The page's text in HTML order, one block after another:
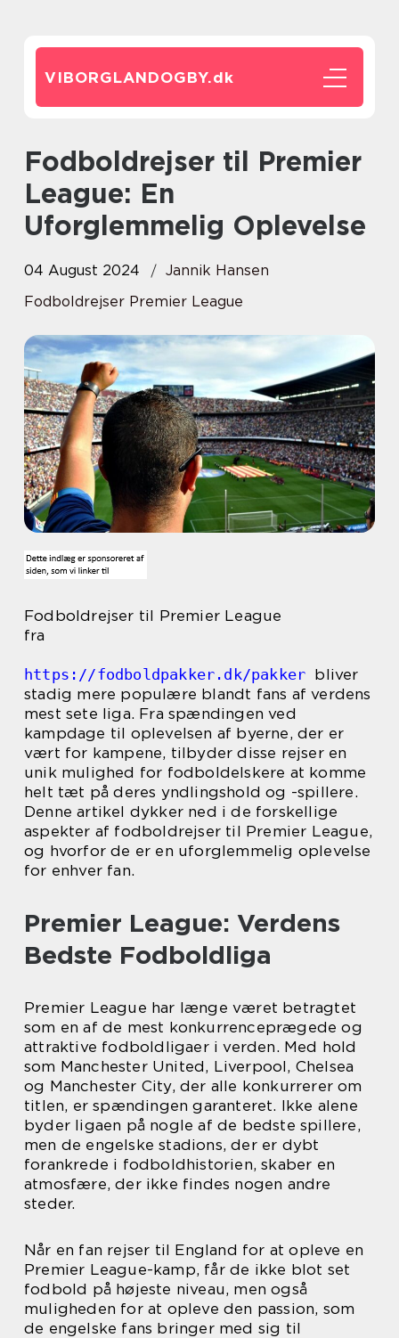
VIBORGLANDOGBY.dk
Fodboldrejser til Premier
League: En
Uforglemmelig Oplevelse
04 August 2024
Jannik Hansen
Fodboldrejser Premier League
Fodboldrejser til Premier League
fra
https://fodboldpakker.dk/pakker bliver
stadig mere populære blandt fans af verdens
mest sete liga. Fra spændingen ved
kampdage til oplevelsen af byerne, der er
vært for kampene, tilbyder disse rejser en
unik mulighed for fodboldelskere at komme
helt tæt på deres yndlingshold og -spillere.
Denne artikel dykker ned i de forskellige
aspekter af fodboldrejser til Premier League,
og hvorfor de er en uforglemmelig oplevelse
for enhver fan.
Premier League: Verdens
Bedste Fodboldliga
Premier League har længe været betragtet
som en af de mest konkurrenceprægede og
attraktive fodboldligaer i verden. Med hold
som Manchester United, Liverpool, Chelsea
og Manchester City, der alle konkurrerer om
titlen, er spændingen garanteret. Ikke alene
byder ligaen på nogle af de bedste spillere,
men de engelske stadions, der er dybt
forankrede i fodboldhistorien, skaber en
atmosfære, der ikke findes nogen andre
steder.
Når en fan rejser til England for at opleve en
Premier League-kamp, får de ikke blot set
fodbold på højeste niveau, men også
muligheden for at opleve den passion, som
de engelske fans bringer med sig til